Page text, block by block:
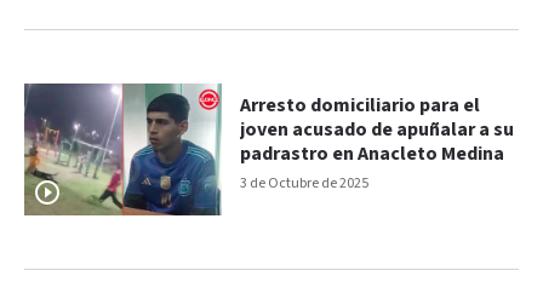
3 de Octubre de 2025
Arresto domiciliario para el
joven acusado de apuñalar a su
padrastro en Anacleto Medina